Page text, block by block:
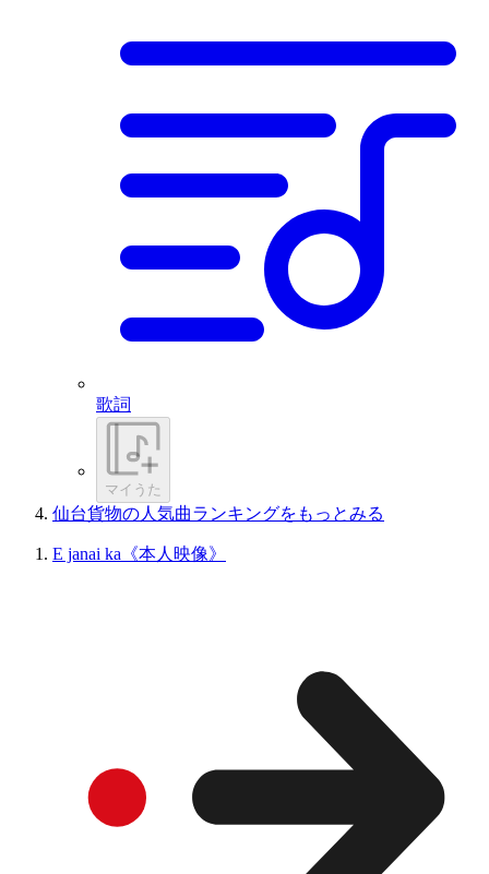
歌詞
マイうた
仙台貨物の人気曲ランキングをもっとみる
E janai ka《本人映像》